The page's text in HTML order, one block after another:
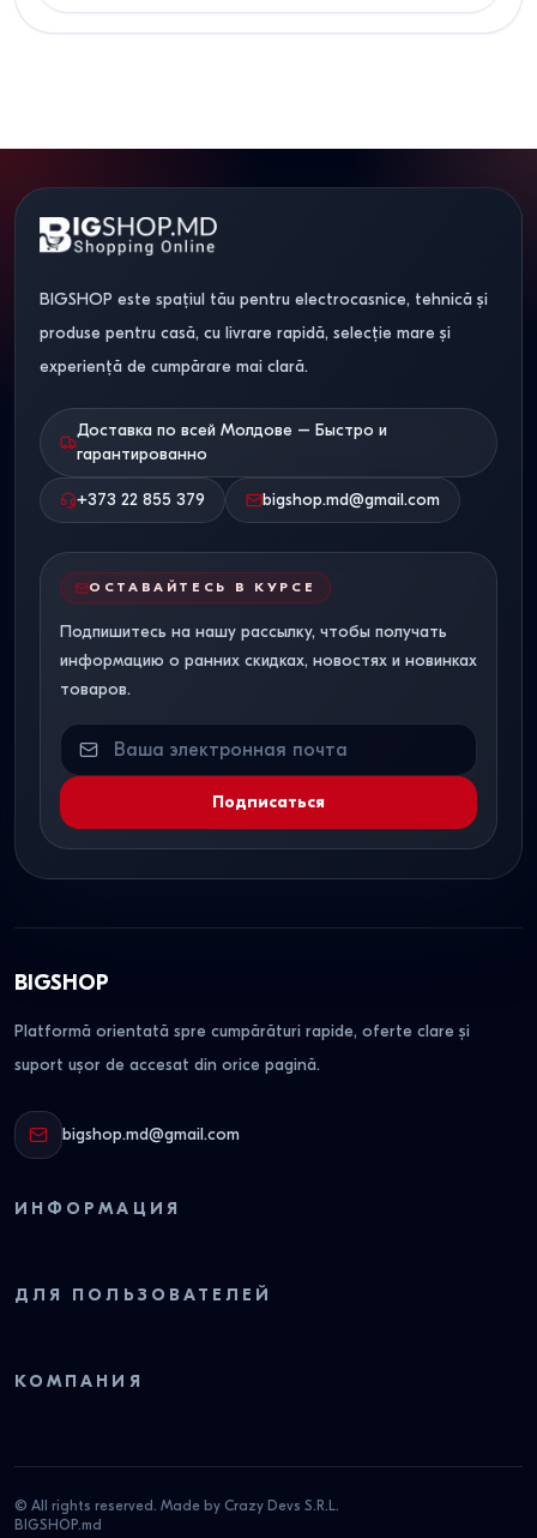
BIGSHOP este spațiul tău pentru electrocasnice, tehnică și
produse pentru casă, cu livrare rapidă, selecție mare și
experiență de cumpărare mai clară.
Доставка по всей Молдове – Быстро и
гарантированно
+373 22 855 379 bigshop.md@gmail.com
ОСТАВАЙТЕСЬ В КУРСЕ
Подпишитесь на нашу рассылку, чтобы получать
информацию о ранних скидках, новостях и новинках
товаров.
Подписаться
BIGSHOP
Platformă orientată spre cumpărături rapide, oferte clare și
suport ușor de accesat din orice pagină.
bigshop.md@gmail.com
ИНФОРМАЦИЯ
ДЛЯ ПОЛЬЗОВАТЕЛЕЙ
КОМПАНИЯ
© All rights reserved. Made by Crazy Devs S.R.L.
BIGSHOP.md